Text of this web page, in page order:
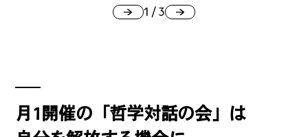
1 / 3
月1開催の「哲学対話の会」は